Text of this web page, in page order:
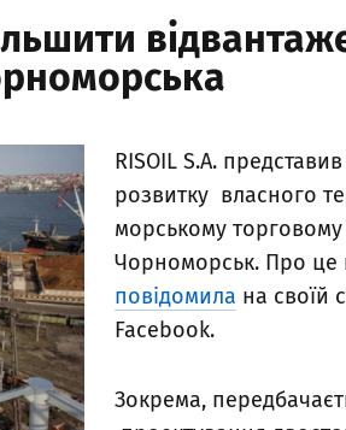
RISOIL S.A.
розвитку власного
морському
Чорноморськ. Про це
повідомила на своїй
Facebook.
Зокрема,